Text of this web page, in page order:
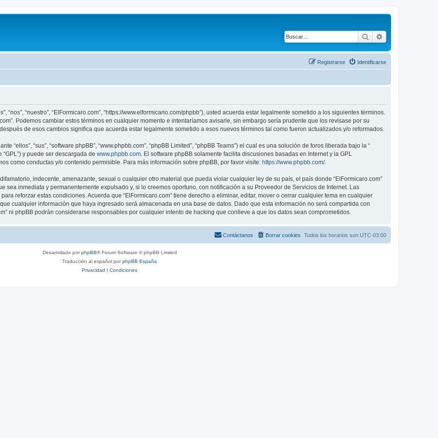
Buscar
Identificarse
Registrarse
“nos”, “nuestro”, “ElFormicaro.com”, “https://www.elformicario.com/phpbb”), usted acuerda estar legalmente sometido a los siguientes términos.
Podemos cambiar estos términos en cualquier momento e intentaríamos avisarle, sin embargo sería prudente que los revisase por su
de esos cambios significa que acuerda estar legalmente sometido a esos nuevos términos tal como fueron actualizados y/o reformados.
“ellos”, “sus”, “software phpBB”, “www.phpbb.com”, “phpBB Limited”, “phpBB Teams”) el cual es una solución de foros liberada bajo la “
“GPL”) y puede ser descargada de www.phpbb.com. El software phpBB solamente facilita discusiones basadas en Internet y la GPL
como conductas y/o contenido permisible. Para más información sobre phpBB, por favor visite: https://www.phpbb.com/.
indecente, amenazante, sexual o cualquier otro material que pueda violar cualquier ley de su país, el país donde “ElFormicaro.com”
sea inmediata y permanentemente expulsado y, si lo creemos oportuno, con notificación a su Proveedor de Servicios de Internet. Las
reforzar estas condiciones. Acuerda que “ElFormicaro.com” tiene derecho a eliminar, editar, mover o cerrar cualquier tema en cualquier
cualquier información que haya ingresado será almacenada en una base de datos. Dado que esta información no será compartida con
ni phpBB podrán considerarse responsables por cualquier intento de hacking que conlleve a que los datos sean comprometidos.
Todos los horarios son UTC-03:00
Borrar cookies
Contáctanos
Desarrollado porphpBB® Forum Software © phpBB Limited
Traducción al español porphpBB España
Privacidad | Condiciones